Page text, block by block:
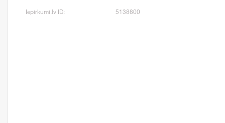
Iepirkumi.lv ID: 5138800